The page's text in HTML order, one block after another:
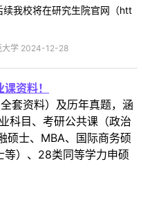
我校将在研究生院官网（htt
大学 2024-12-28
资料！
套资料）及历年真题，涵
科目、考研公共课（政治
硕士、MBA、国际商务硕
等）、28类同等学力申硕